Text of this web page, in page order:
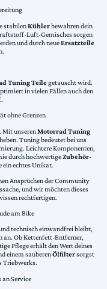
stabilenKühlerbewahren dein
Luft-Gemisches sorgen
und durch neueErsatzteile
Tuning Teilegetauscht wird.
in vielen Fällen auch den
ohne Grenzen
Mit unserenMotorrad Tuning
Tuning bedeutet bei uns
Leichtere Komponenten,
durch hochwertigeZubehör-
ein echtes Unikat.
Ansprüchen der Community
und wir möchten dieses
rechtfertigen.
am Bike
technisch einwandfrei bleibt,
an. Ob Kettenfett-Entferner,
Pflege erhält den Wert deines
einem sauberenÖlfiltersorgst
Triebwerks.
Service